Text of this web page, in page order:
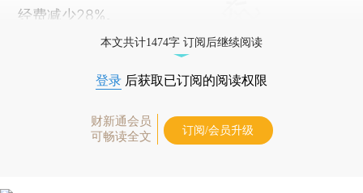
经费减少28%。
本文共计1474字 订阅后继续阅读
登录 后获取已订阅的阅读权限
财新通会员
可畅读全文
订阅/会员升级